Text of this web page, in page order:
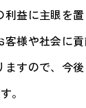
益に主眼を
様や社会に貢
すので、今
。